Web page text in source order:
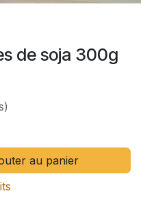
de soja 300g
au panier